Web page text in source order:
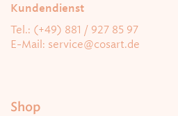
Kundendienst
Tel.: (+49) 881 / 927 85 97
E-Mail: service@cosart.de
Shop